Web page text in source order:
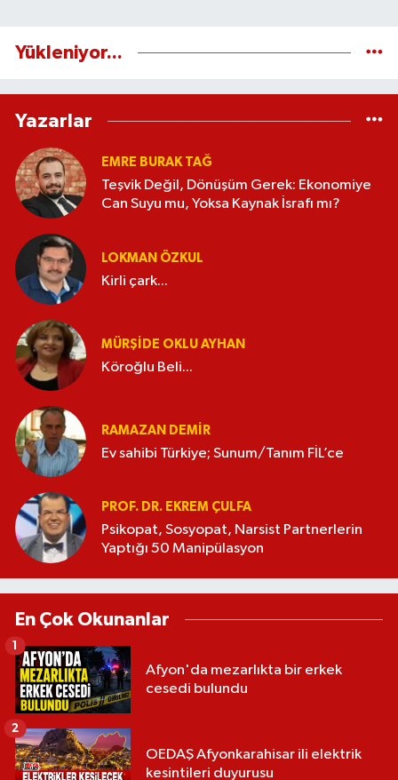
Yükleniyor...
Yazarlar
EMRE BURAK TAĞ
Teşvik Değil, Dönüşüm Gerek: Ekonomiye
Can Suyu mu, Yoksa Kaynak İsrafı mı?
LOKMAN ÖZKUL
Kirli çark...
MÜRŞIDE OKLU AYHAN
Köroğlu Beli...
RAMAZAN DEMİR
Ev sahibi Türkiye; Sunum/Tanım FİL’ce
PROF. DR. EKREM ÇULFA
Psikopat, Sosyopat, Narsist Partnerlerin
Yaptığı 50 Manipülasyon
En Çok Okunanlar
Afyon'da mezarlıkta bir erkek
cesedi bulundu
1
OEDAŞ Afyonkarahisar ili elektrik
kesintileri duyurusu
2